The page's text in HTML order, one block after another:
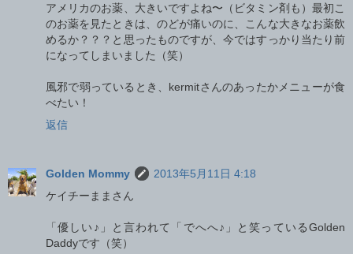
アメリカのお薬、大きいですよね〜（ビタミン剤も）最初こ
のお薬を見たときは、のどが痛いのに、こんな大きなお薬飲
めるか？？？と思ったものですが、今ではすっかり当たり前
になってしまいました（笑）
風邪で弱っているとき、kermitさんのあったかメニューが食
べたい！
返信
Golden Mommy
2013年5月11日 4:18
ケイチーままさん
「優しい♪」と言われて「でへへ♪」と笑っているGolden
Daddyです（笑）